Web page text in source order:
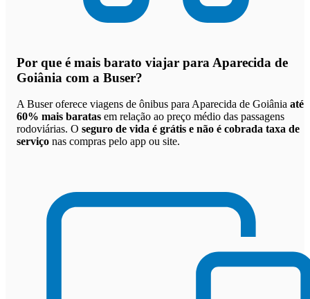
Por que é mais barato viajar para Aparecida de
Goiânia com a Buser?
A Buser oferece viagens de ônibus para Aparecida de Goiânia até
60% mais baratas em relação ao preço médio das passagens
rodoviárias. O seguro de vida é grátis e não é cobrada taxa de
serviço nas compras pelo app ou site.